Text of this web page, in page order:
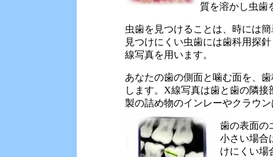
質を溶かし虫歯
虫歯を見つけることは、時には
見つけにくい虫歯には歯科用探
線写真を用います。
あなたの歯の側面と噛む面を、
します。X線写真は歯と歯の隣
製の詰め物のインレーやクラウ
歯の表面の
小さい場合
けにくい場